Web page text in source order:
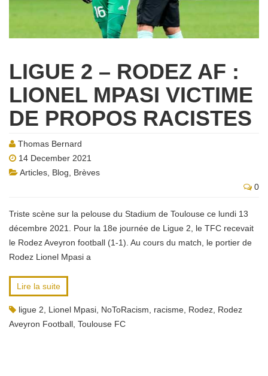
LIGUE 2 – RODEZ AF :
LIONEL MPASI VICTIME
DE PROPOS RACISTES
Thomas Bernard
14 December 2021
Articles Blog
Brèves
0
Triste scène sur la pelouse du Stadium de Toulouse ce lundi 13
décembre 2021. Pour la 18e journée de Ligue 2, le TFC recevait
le Rodez Aveyron football (1-1). Au cours du match, le portier de
Rodez Lionel Mpasi a
Lire la suite
ligue 2 Lionel Mpasi NoToRacism racisme Rodez Rodez
Aveyron Football Toulouse FC